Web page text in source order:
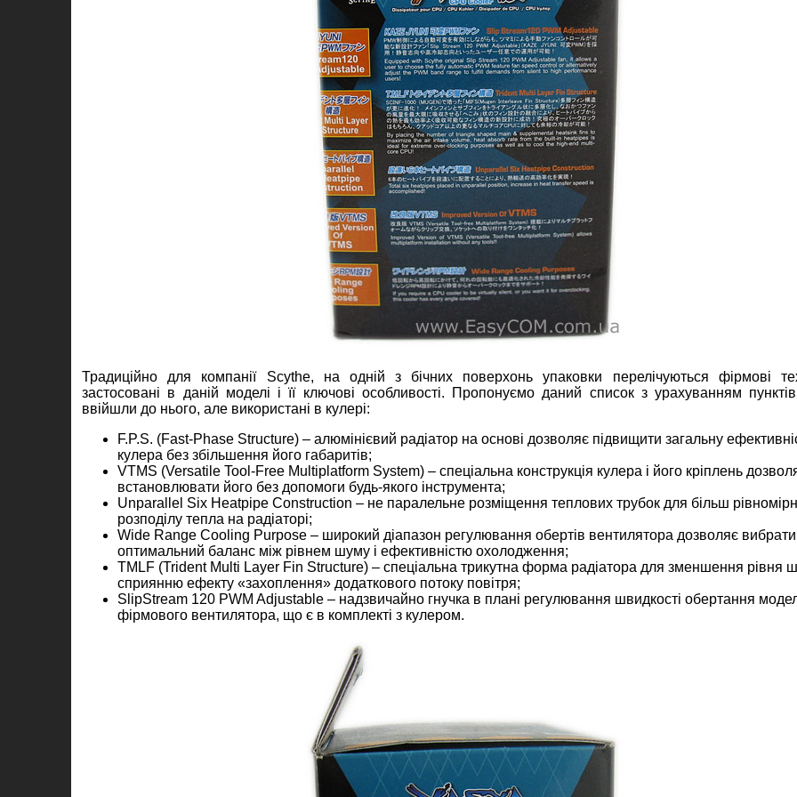
Традиційно для компанії Scythe, на одній з бічних поверхонь упаковки перелічуються фірмові
застосовані в даній моделі і її ключові особливості. Пропонуємо даний список з урахуванням
ввійшли до нього, але використані в кулері:
F.P.S. (Fast-Phase Structure) – алюмінієвий радіатор на основі дозволяє підвищити загальну
кулера без збільшення його габаритів;
VTMS (Versatile Tool-Free Multiplatform System) – спеціальна конструкція кулера і його кріплень
встановлювати його без допомоги будь-якого інструмента;
Unparallel Six Heatpipe Construction – не паралельне розміщення теплових трубок для більш
розподілу тепла на радіаторі;
Wide Range Cooling Purpose – широкий діапазон регулювання обертів вентилятора дозволяє вибрати
оптимальний баланс між рівнем шуму і ефективністю охолодження;
TMLF (Trident Multi Layer Fin Structure) – спеціальна трикутна форма радіатора для зменшення рівня
сприянню ефекту «захоплення» додаткового потоку повітря;
SlipStream 120 PWM Adjustable – надзвичайно гнучка в плані регулювання швидкості обертання
фірмового вентилятора, що є в комплекті з кулером.